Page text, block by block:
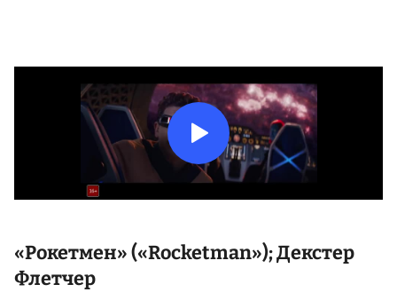
«Рокетмен» («Rocketman»);Декстер
Флетчер